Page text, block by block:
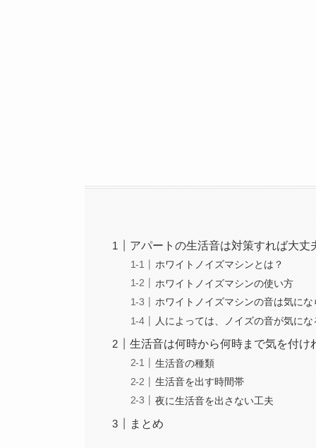
アパートの生活音は対策すれば大丈
ホワイトノイズマシンとは？
ホワイトノイズマシンの使い方
ホワイトノイズマシンの音は気に
人によっては、ノイズの音が気に
生活音は何時から何時まで気を付け
生活音の種類
生活音を出す時間帯
夜に生活音を出さない工夫
まとめ